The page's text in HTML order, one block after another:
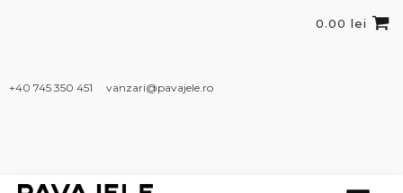
+40 745 350 451​ vanzari@pavajele.ro
0.00 lei